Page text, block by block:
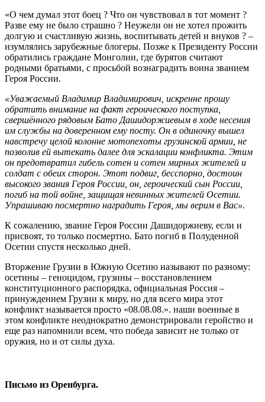
«О чем думал этот боец ? Что он чувствовал в тот момент ?
Разве ему не было страшно ? Неужели он не хотел прожить
долгую и счастливую жизнь, воспитывать детей и внуков ? –
изумлялись зарубежные блогеры. Позже к Президенту России
обратились граждане Монголии, где бурятов считают
родными братьями, с просьбой вознаградить воина званием
Героя России.
«Уважаемый Владимир Владимирович, искренне прошу
обратить внимание на факт героического поступка,
свершённого рядовым Бато Дашидоржиевым в ходе несения
им службы на доверенном ему посту. Он в одиночку вышел
навстречу целой колонне мотопехоты грузинской армии, не
позволив ей вытекать далее для эскалации конфликта. Этим
он предотвратил гибель сотен и сотен мирных жителей и
солдат с обеих сторон. Этот подвиг, бесспорно, достоин
высокого звания Героя России, он, героический сын России,
погиб на той войне, защищая невинных жителей Осетии.
Упрашиваю посмертно наградить Героя, мы верим в Вас».
К сожалению, звание Героя России Дашидоржиеву, если и
присвоят, то только посмертно. Бато погиб в Полуденной
Осетии спустя несколько дней.
Вторжение Грузии в Южную Осетию называют по разному:
осетины – геноцидом, грузины – восстановлением
конституционного распорядка, официальная Россия –
принуждением Грузии к миру, но для всего мира этот
конфликт называется просто «08.08.08.». наши военные в
этом конфликте неоднократно демонстрировали геройство и
еще раз напомнили всем, что победа зависит не только от
оружия, но и от силы духа.
Письмо из Оренбурга.